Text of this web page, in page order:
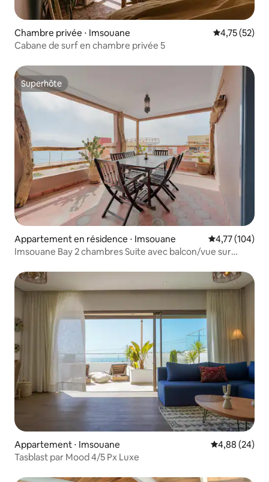
Chambre privée ⋅ Imsouane Évaluation
4,75 (52)
Cabane de surf en chambre privée 5
Superhôte
Superhôte
Appartement en résidence ⋅ Imsouane Évaluation
4,77 (104)
Imsouane Bay 2 chambres Suite avec balcon/vue sur
Appartement ⋅ Imsouane Évaluation
4,88 (24)
Tasblast par Mood 4/5 Px Luxe